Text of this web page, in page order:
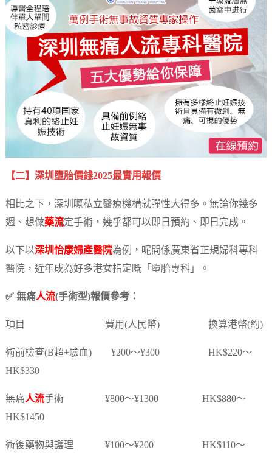
【二】深圳墮胎價錢2025最實用報價
相比之下，深圳嘅私立醫療機構就彈性大得多。無論你幾多
週、想做藥流定手術，幾乎都可以即日預約、即日完成。
以下以深圳怡康婦產醫院為例，呢間係廣東省正規婦科專科
醫院，近年成為好多港女指定嘅「墮胎專科」。
✅ 無痛人流(手術型)報價參考：
項目 費用(人民幣) 換算港幣(約)
術前檢查(B超+驗血) ¥200～¥300 HK$220～
HK$330
無痛人流手術 ¥800～¥1300 HK$880～
HK$1450
術後藥物與護理 ¥100～¥200 HK$110～